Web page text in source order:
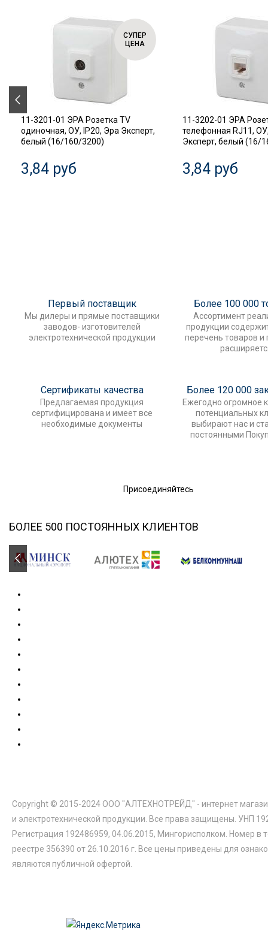
СУПЕР
ЦЕНА
11-3201-01 ЭРА Розетка TV
одиночная, ОУ, IP20, Эра Эксперт,
белый (16/160/3200)
3,84 руб
11-3202-01 ЭРА
телефонная RJ11,
Эксперт, белый (16/
3,84 руб
Первый поставщик
Мы дилеры и прямые поставщики
заводов- изготовителей
электротехнической продукции
Более 100 000
Ассортимент
продукции
перечень товаров и
Сертификаты качества
Предлагаемая продукция
сертифицирована и имеет все
необходимые документы
Более 120 000
Ежегодно огромное
потенциальных
выбирают нас и
постоянными
Присоединяйтесь
БОЛЕЕ 500 ПОСТОЯННЫХ КЛИЕНТОВ
Copyright © 2015-2024 ООО "АЛТЕХНОТРЕЙД" - интернет
и электротехнической продукции. Все права защищены. УНП
Регистрация 192486959, 04.06.2015, Мингорисполком. Номер в
реестре 356390 от 26.10.2016 г. Все цены приведены для
являются публичной офертой.